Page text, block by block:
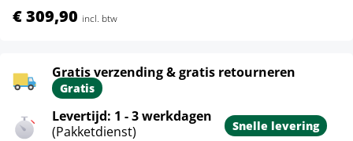
€ 309,90 incl. btw
Gratis verzending & gratis retourneren
Gratis
Levertijd: 1 - 3 werkdagen
(Pakketdienst)
Snelle levering